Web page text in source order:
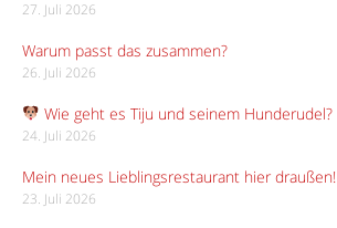
27. Juli 2026
Warum passt das zusammen?
26. Juli 2026
Wie geht es Tiju und seinem Hunderudel?
24. Juli 2026
Mein neues Lieblingsrestaurant hier draußen!
23. Juli 2026